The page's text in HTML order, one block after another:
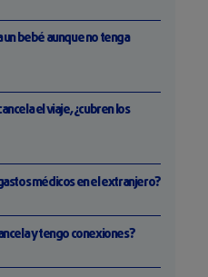
un bebé aunque no tenga
el viaje, ¿cubren los
médicos en el extranjero?
y tengo conexiones?